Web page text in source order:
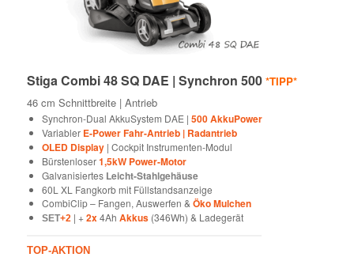
Stiga Combi 48 SQ DAE | Synchron 500 *TIPP*
46 cm Schnittbreite | Antrieb
Synchron-Dual AkkuSystem DAE | 500 AkkuPower
Variabler E-Power Fahr-Antrieb | Radantrieb
OLED Display| Cockpit Instrumenten-Modul
Bürstenloser1,5kW Power-Motor
Galvanisiertes Leicht-Stahlgehäuse
60L XL Fangkorb mit Füllstandsanzeige
CombiClip – Fangen, Auswerfen &Öko Mulchen
SET+2 | +2x4Ah Akkus(346Wh) & Ladegerät
TOP-AKTION